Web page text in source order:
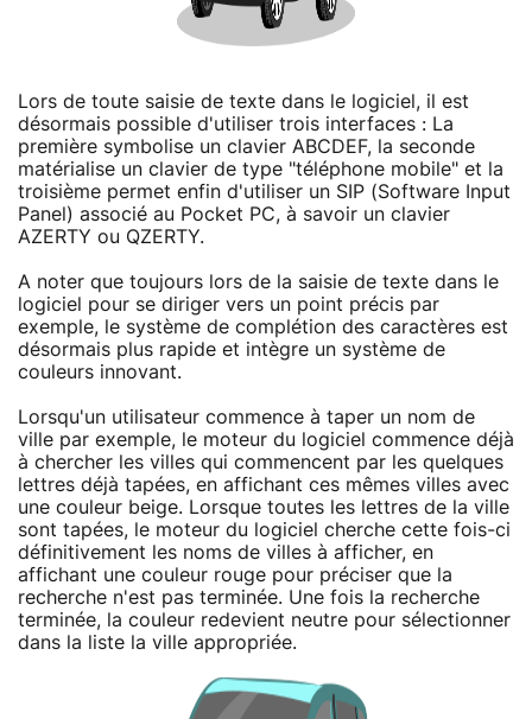
Lors de toute saisie de texte dans le logiciel, il est
désormais possible d'utiliser trois interfaces : La
première symbolise un clavier ABCDEF, la seconde
matérialise un clavier de type "téléphone mobile" et la
troisième permet enfin d'utiliser un SIP (Software Input
Panel) associé au Pocket PC, à savoir un clavier
AZERTY ou QZERTY.
A noter que toujours lors de la saisie de texte dans le
logiciel pour se diriger vers un point précis par
exemple, le système de complétion des caractères est
désormais plus rapide et intègre un système de
couleurs innovant.
Lorsqu'un utilisateur commence à taper un nom de
ville par exemple, le moteur du logiciel commence déjà
à chercher les villes qui commencent par les quelques
lettres déjà tapées, en affichant ces mêmes villes avec
une couleur beige. Lorsque toutes les lettres de la ville
sont tapées, le moteur du logiciel cherche cette fois-ci
définitivement les noms de villes à afficher, en
affichant une couleur rouge pour préciser que la
recherche n'est pas terminée. Une fois la recherche
terminée, la couleur redevient neutre pour sélectionner
dans la liste la ville appropriée.